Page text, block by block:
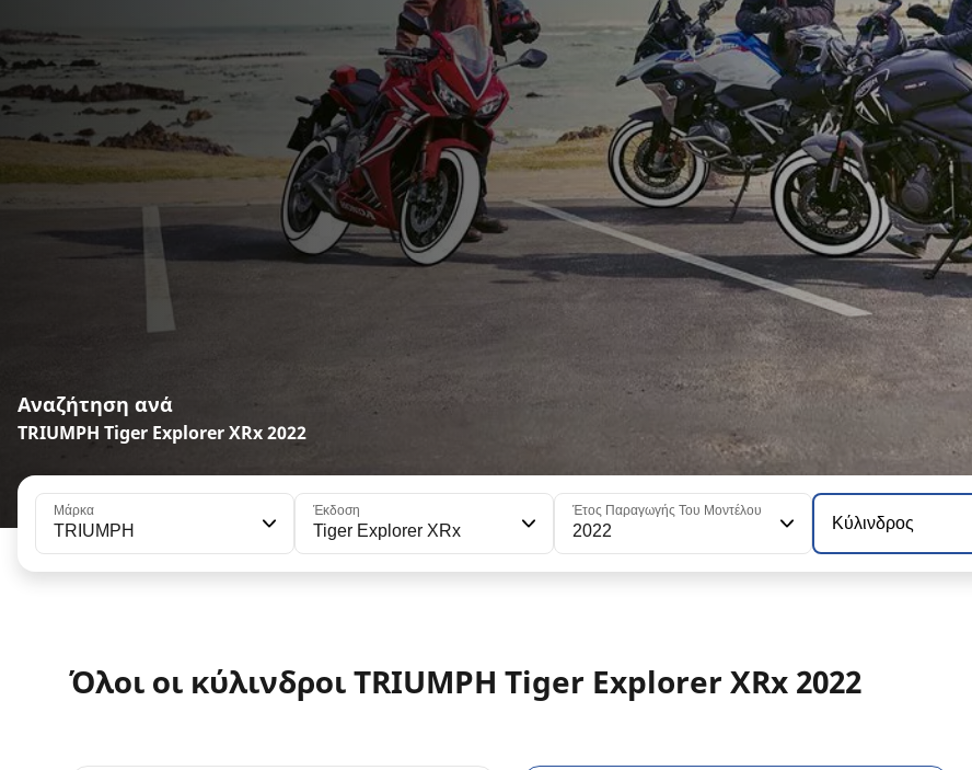
Αναζήτηση ανά
TRIUMPH Tiger Explorer XRx 2022
Μάρκα
TRIUMPH
Έκδοση
Tiger Explorer XRx
Έτος Παραγωγής Του Μοντέλου
2022 Κύλινδρος
Όλοι οι κύλινδροι TRIUMPH Tiger Explorer XRx 2022